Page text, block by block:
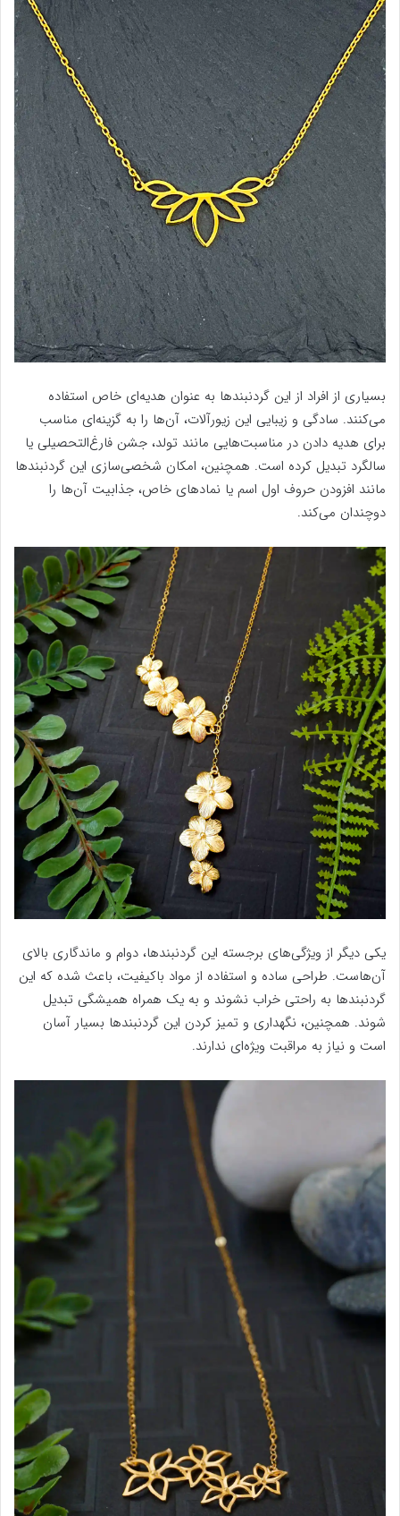
بسیاری از افراد از این گردنبندها به عنوان هدیه‌ای خاص استفاده
می‌کنند. سادگی و زیبایی این زیورآلات، آن‌ها را به گزینه‌ای مناسب
برای هدیه دادن در مناسبت‌هایی مانند تولد، جشن فارغ‌التحصیلی یا
سالگرد تبدیل کرده است. همچنین، امکان شخصی‌سازی این گردنبندها
مانند افزودن حروف اول اسم یا نمادهای خاص، جذابیت آن‌ها را
دوچندان می‌کند.
یکی دیگر از ویژگی‌های برجسته این گردنبندها، دوام و ماندگاری بالای
آن‌هاست. طراحی ساده و استفاده از مواد باکیفیت، باعث شده که این
گردنبندها به راحتی خراب نشوند و به یک همراه همیشگی تبدیل
شوند. همچنین، نگهداری و تمیز کردن این گردنبندها بسیار آسان
است و نیاز به مراقبت ویژه‌ای ندارند.